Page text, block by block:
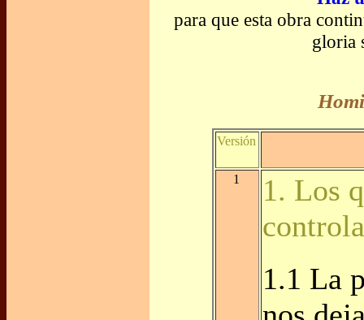
para que esta obra
gloria
Versión
1
1. Los
1.1 La